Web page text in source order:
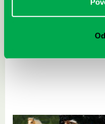
Rudź, Przemyslaw: Atlas hviezd: